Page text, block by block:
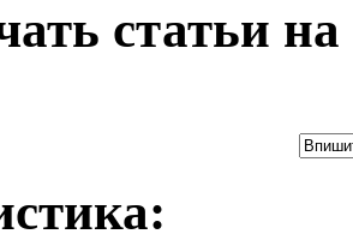
статьи